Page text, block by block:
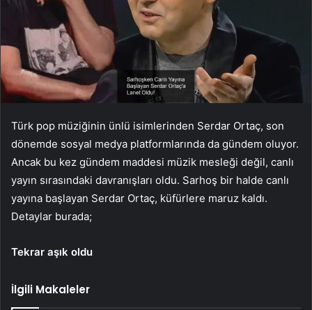
Türk pop müziğinin ünlü isimlerinden Serdar Ortaç, son
dönemde sosyal medya platformlarında da gündem oluyor.
Ancak bu kez gündem maddesi müzik mesleği değil, canlı
yayın sırasındaki davranışları oldu. Sarhoş bir halde canlı
yayına başlayan Serdar Ortaç, küfürlere maruz kaldı.
Detaylar burada;
Tekrar aşık oldu
İlgili Makaleler